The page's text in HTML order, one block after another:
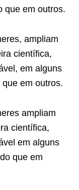
que em outros.
ampliam
científica,
em alguns
em outros.
ampliam
científica,
em alguns
que em